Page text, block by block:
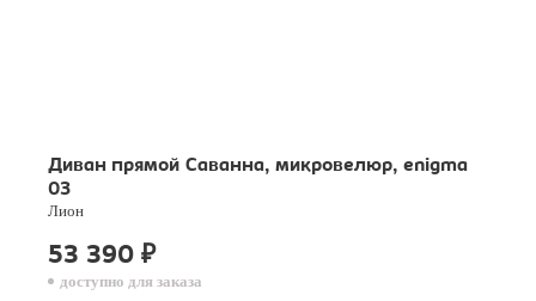
Диван прямой Саванна, микровелюр, enigma
03
Лион
53 390 ₽
доступно для заказа